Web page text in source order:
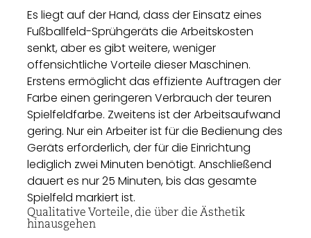
Es liegt auf der Hand, dass der Einsatz eines
Fußballfeld-Sprühgeräts die Arbeitskosten
senkt, aber es gibt weitere, weniger
offensichtliche Vorteile dieser Maschinen.
Erstens ermöglicht das effiziente Auftragen der
Farbe einen geringeren Verbrauch der teuren
Spielfeldfarbe. Zweitens ist der Arbeitsaufwand
gering. Nur ein Arbeiter ist für die Bedienung des
Geräts erforderlich, der für die Einrichtung
lediglich zwei Minuten benötigt. Anschließend
dauert es nur 25 Minuten, bis das gesamte
Spielfeld markiert ist.
Qualitative Vorteile, die über die Ästhetik
hinausgehen